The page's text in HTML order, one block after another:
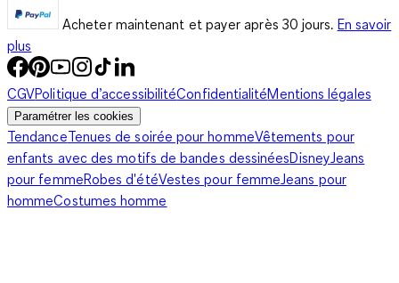
Acheter maintenant et payer après 30 jours. En savoir
plus
CGVPolitique d’accessibilitéConfidentialitéMentions légales
Paramétrer les cookies
TendanceTenues de soirée pour hommeVêtements pour
enfants avec des motifs de bandes dessinéesDisney Jeans
pour femmeRobes d'étéVestes pour femme Jeans pour
hommeCostumes homme